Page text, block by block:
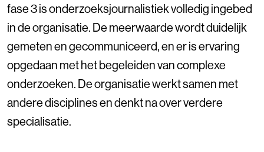
fase 3 is onderzoeksjournalistiek volledig ingebed
in de organisatie. De meerwaarde wordt duidelijk
gemeten en gecommuniceerd, en er is ervaring
opgedaan met het begeleiden van complexe
onderzoeken. De organisatie werkt samen met
andere disciplines en denkt na over verdere
specialisatie.